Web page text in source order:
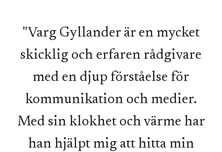
"Varg Gyllander är en mycket
skicklig och erfaren rådgivare
med en djup förståelse för
kommunikation och medier.
Med sin klokhet och värme har
han hjälpt mig att hitta min